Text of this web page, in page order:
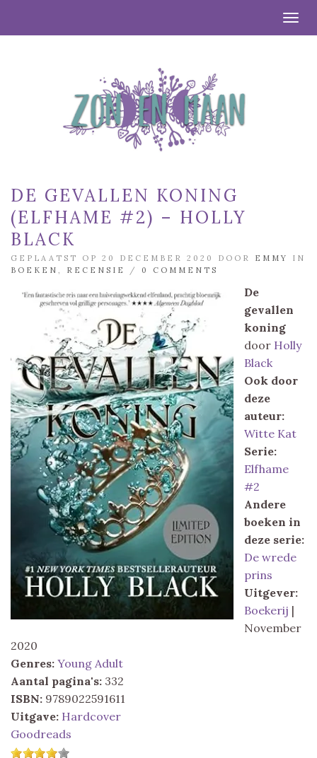
DE GEVALLEN KONING
(ELFHAME #2) – HOLLY
BLACK
GEPLAATST OP 20 DECEMBER 2020 DOOR EMMY
IN
BOEKEN
RECENSIE / 0 COMMENTS
De
gevallen
koning
door Holly
Black
Ook door
deze
auteur:
Witte Kat
Serie:
Elfhame
#2
Andere
boeken in
deze serie:
De wrede
prins
Uitgever:
Boekerij |
November
2020
Genres: Young Adult
Aantal pagina's: 332
ISBN: 9789022591611
Uitgave: Hardcover
Goodreads